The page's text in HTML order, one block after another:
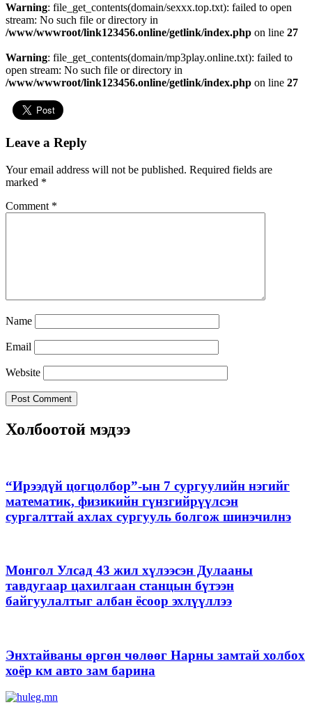
Warning: file_get_contents(domain/sexxx.top.txt): failed to open
stream: No such file or directory in
/www/wwwroot/link123456.online/getlink/index.php on line 27
Warning: file_get_contents(domain/mp3play.online.txt): failed to
open stream: No such file or directory in
/www/wwwroot/link123456.online/getlink/index.php on line 27
Leave a Reply
Your email address will not be published. Required fields are
marked *
Comment *
Name
Email
Website
Холбоотой мэдээ
“Ирээдүй цогцолбор”-ын 7 сургуулийн нэгийг
математик, физикийн гүнзгийрүүлсэн
сургалттай ахлах сургууль болгож шинэчилнэ
Монгол Улсад 43 жил хүлээсэн Дулааны
тавдугаар цахилгаан станцын бүтээн
байгуулалтыг албан ёсоор эхлүүллээ
Энхтайваны өргөн чөлөөг Нарны замтай холбох
хоёр км авто зам барина